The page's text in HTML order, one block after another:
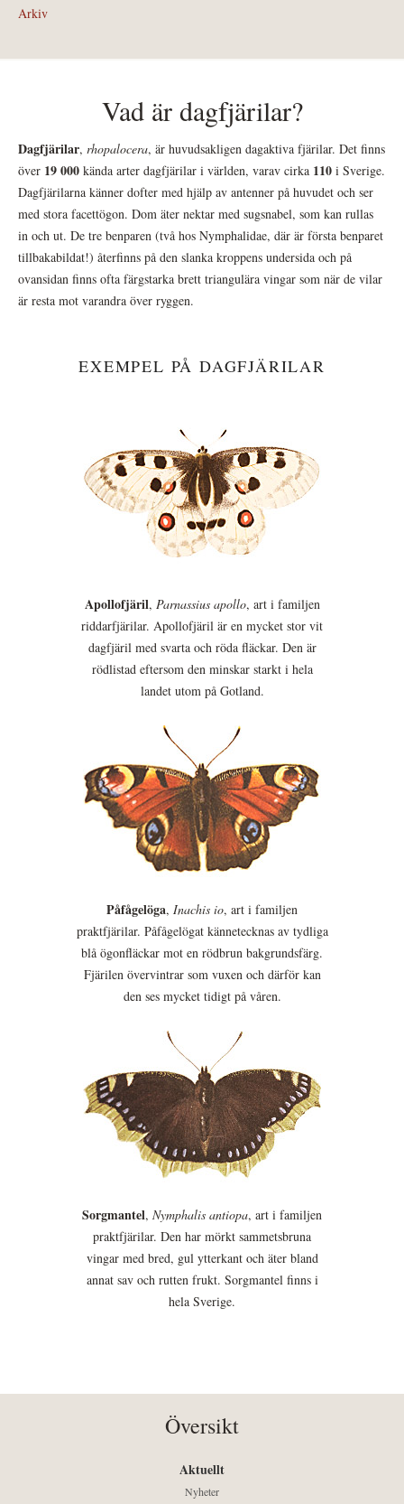
Arkiv
Vad är dagfjärilar?
Dagfjärilar, rhopalocera, är huvudsakligen dagaktiva fjärilar. Det finns
över 19 000 kända arter dagfjärilar i världen, varav cirka 110 i Sverige.
Dagfjärilarna känner dofter med hjälp av antenner på huvudet och ser
med stora facettögon. Dom äter nektar med sugsnabel, som kan rullas
in och ut. De tre benparen (två hos Nymphalidae, där är första benparet
tillbakabildat!) återfinns på den slanka kroppens undersida och på
ovansidan finns ofta färgstarka brett triangulära vingar som när de vilar
är resta mot varandra över ryggen.
EXEMPEL PÅ DAGFJÄRILAR
Apollofjäril, Parnassius apollo, art i familjen
riddarfjärilar. Apollofjäril är en mycket stor vit
dagfjäril med svarta och röda fläckar. Den är
rödlistad eftersom den minskar starkt i hela
landet utom på Gotland.
Påfågelöga, Inachis io, art i familjen
praktfjärilar. Påfågelögat kännetecknas av tydliga
blå ögonfläckar mot en rödbrun bakgrundsfärg.
Fjärilen övervintrar som vuxen och därför kan
den ses mycket tidigt på våren.
Sorgmantel, Nymphalis antiopa, art i familjen
praktfjärilar. Den har mörkt sammetsbruna
vingar med bred, gul ytterkant och äter bland
annat sav och rutten frukt. Sorgmantel finns i
hela Sverige.
Översikt
Aktuellt
Nyheter